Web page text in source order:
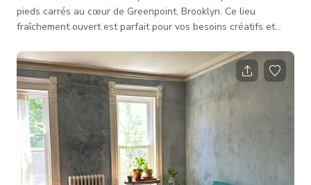
pieds carrés au cœur de Greenpoint, Brooklyn. Ce lieu
fraîchement ouvert est parfait pour vos besoins créatifs et
pour les créateurs de contenu, photographes et marques
souhaitant sublimer leurs visions avec un mélange unique de
mobilier vintage et moderne ainsi que des accessoires. Le
studio a été créé par un créateur de contenu, qui comprend
donc les besoins des au